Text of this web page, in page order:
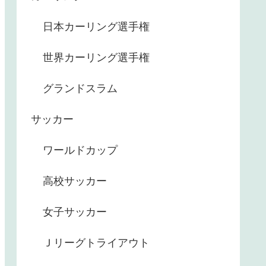
日本カーリング選手権
世界カーリング選手権
グランドスラム
サッカー
ワールドカップ
高校サッカー
女子サッカー
Ｊリーグトライアウト